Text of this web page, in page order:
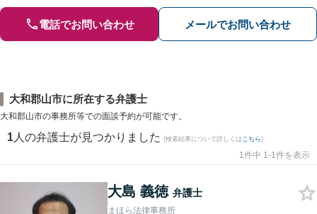
電話でお問い合わせ メールでお問い合わせ
大和郡山市に所在する弁護士
大和郡山市の事務所等での面談予約が可能です。
1 人の弁護士が見つかりました (検索結果について詳しくは こちら)
1件中 1-1件を表示
大島 義徳 弁護士
まほら法律事務所